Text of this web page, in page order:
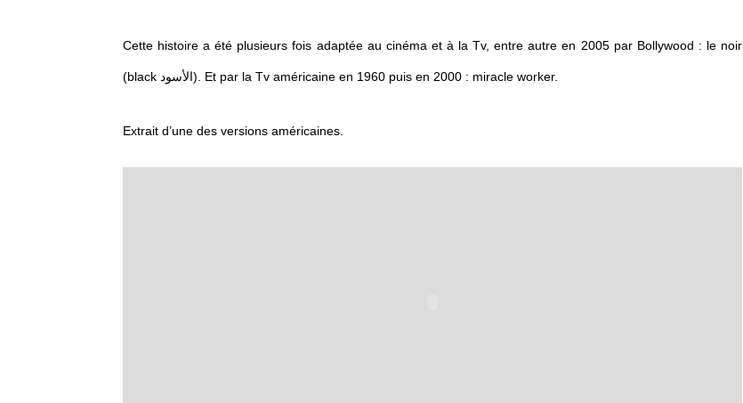
Cette histoire a été plusieurs fois adaptée au cinéma et à la Tv, entre autre en 2005 par Bollywood : le noir
(black الأسود). Et par la Tv américaine en 1960 puis en 2000 : miracle worker.
Extrait d’une des versions américaines.